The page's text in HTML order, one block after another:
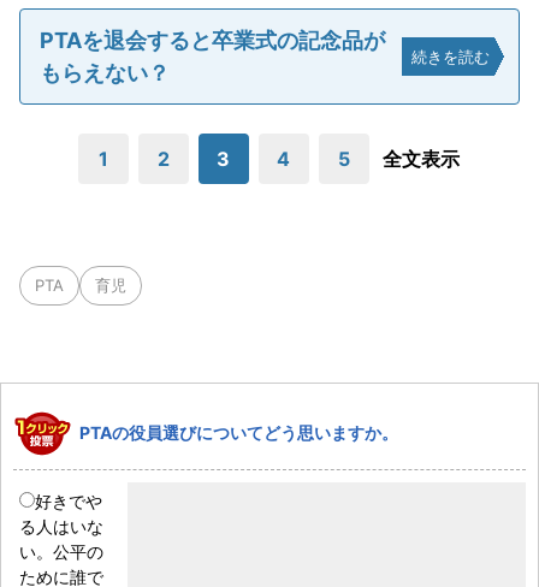
PTAを退会すると卒業式の記念品が
もらえない？
続きを読む
1 2 3 4 5 全文表示
PTA 育児
PTAの役員選びについてどう思いますか。
好きでや
る人はいな
い。公平の
ために誰で